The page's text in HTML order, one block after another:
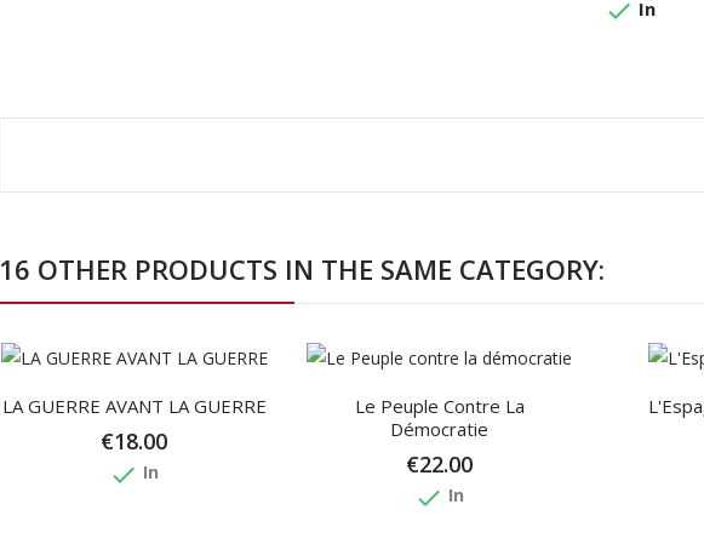
done In
16 OTHER PRODUCTS IN THE SAME CATEGORY:
LA GUERRE AVANT LA GUERRE
€18.00
done In
Le Peuple Contre La
Démocratie
€22.00
done In